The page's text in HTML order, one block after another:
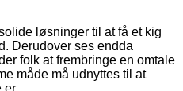
løsninger til at få et kig
Derudover ses endda
folk at frembringe en omtale
måde må udnyttes til at
er.